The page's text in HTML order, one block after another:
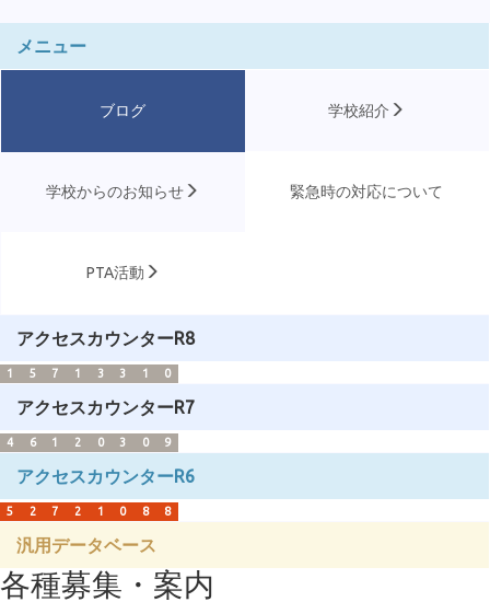
メニュー
ブログ 学校紹介
学校からのお知らせ 緊急時の対応について
PTA活動
アクセスカウンターR8
1 5 7 1 3 3 1 0
アクセスカウンターR7
4 6 1 2 0 3 0 9
アクセスカウンターR6
5 2 7 2 1 0 8 8
汎用データベース
各種募集・案内